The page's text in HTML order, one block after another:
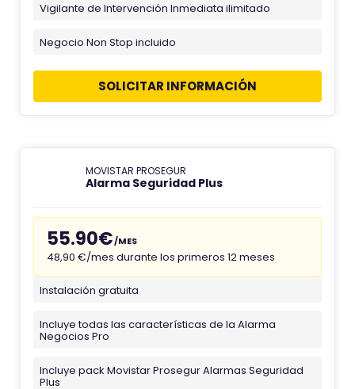
Vigilante de Intervención Inmediata ilimitado
Negocio Non Stop incluido
SOLICITAR INFORMACIÓN
MOVISTAR PROSEGUR
Alarma Seguridad Plus
55.90€/MES
48,90 €/mes durante los primeros 12 meses
Instalación gratuita
Incluye todas las características de la Alarma
Negocios Pro
Incluye pack Movistar Prosegur Alarmas Seguridad
Plus